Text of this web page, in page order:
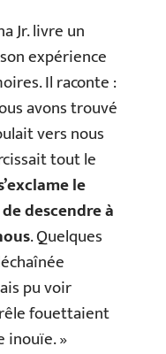
Jr. livre un
expérience
Il raconte :
avons trouvé
vers nous
tout le
le
descendre à
. Quelques
pu voir
fouettaient
inouïe. »